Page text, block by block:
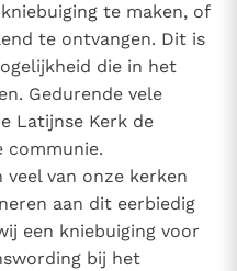
te maken, of
te ontvangen. Dit is
die in het
Gedurende vele
Latijnse Kerk de
communie.
veel van onze kerken
aan dit eerbiedig
een kniebuiging voor
bij het